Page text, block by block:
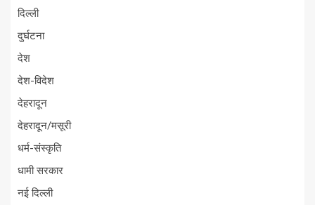
दिल्ली
दुर्घटना
देश
देश-विदेश
देहरादून
देहरादून/मसूरी
धर्म-संस्कृति
धामी सरकार
नई दिल्ली